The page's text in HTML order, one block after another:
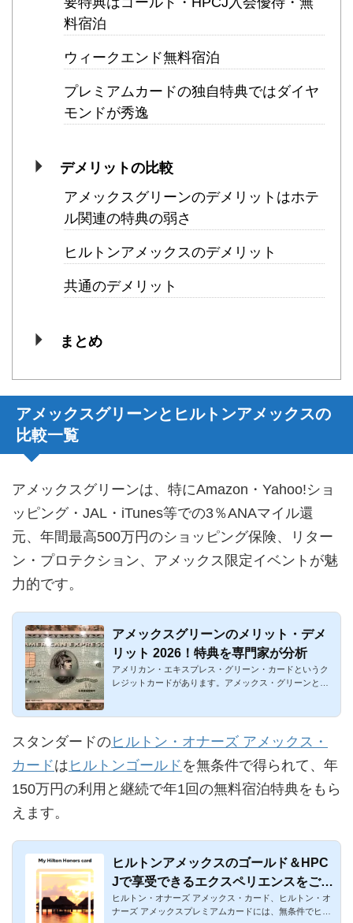
料宿泊
ウィークエンド無料宿泊
プレミアムカードの独自特典ではダイヤ
モンドが秀逸
デメリットの比較
アメックスグリーンのデメリットはホテ
ル関連の特典の弱さ
ヒルトンアメックスのデメリット
共通のデメリット
まとめ
アメックスグリーンとヒルトンアメックスの
比較一覧
アメックスグリーンは、特にAmazon・Yahoo!ショ
ッピング・JAL・iTunes等での3％ANAマイル還
元、年間最高500万円のショッピング保険、リター
ン・プロテクション、アメックス限定イベントが魅
力的です。
アメックスグリーンのメリット・デメ
リット 2026！特典を専門家が分析
アメリカン・エキスプレス・グリーン・カードというク
レジットカードがあります。アメックス・グリーンと呼
スタンダードのヒルトン・オナーズ アメックス・
カードは ヒルトンゴールド を無条件で得られて、年
150万円の利用と継続で年1回の無料宿泊特典をもら
えます。
ヒルトンアメックスのゴールド＆HPC
Jで享受できるエクスペリエンスをご紹
介
ヒルトン・オナーズ アメックス・カード、ヒルトン・オ
ナーズ アメックスプレミアムカードには、無条件でヒル